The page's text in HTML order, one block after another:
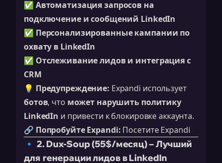
✅ Автоматизация запросов на
подключение и сообщений LinkedIn
✅ Персонализированные кампании по
охвату в LinkedIn
✅ Отслеживание лидов и интеграция с
CRM
💡 Предупреждение: Expandi использует
ботов, что может нарушить политику
LinkedIn и привести к блокировке аккаунта.
🔗 Попробуйте Expandi: Посетите Expandi
🔹 2. Dux-Soup (55$/месяц) – Лучший
для генерации лидов в LinkedIn